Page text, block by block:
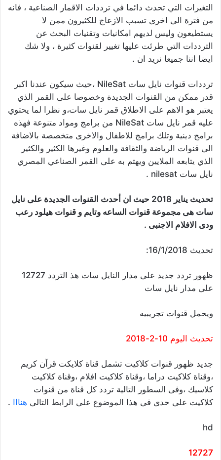
التغيرات التي تحدث دائما في ترددات الاقمار الصناعية ، فانه
من فترة الى اخرى تسبب الازعاج للكثيرون ممن لا
يستطيعون وليس لديهم امكانيات وتقنيات البحث عن
الترددات التي طرئت عليها تغيير لقنوات كثيرة ، ولا شك
ايضا اننا جميعا نريد ان .
ترددات قنوات نايل سات NileSat ،حيث سيكون عندنا اكبر
قدر ممكن من القنوات الجديدة وخصوصا على القمر الذي
يعتبر هو الاهم على الاطلاق قمر نايل سات،و نظرا لما يحتوي
عليه قمر نايل سات NileSat من برامج ومواد متنوعة فهذه
برامج دينية وتلك برامج للاطفال والاخرى متخصصة بالاضافة
الى قنوات الرياضة والثقافة والعلوم وغيرها الكثير والكثير
الذي يتابعه الملايين ويهتم به على القمر الصناعي المصري
نايل سات nilesat .
تحديث يناير 2018 حيث ان أحدث القنوات الجديدة على نايل
سات هى مجموعة قنوات الساعه وتايم و قنوات هيلود رعب
ودى الافلام الاجنبى .
تحديث 16/1/2018:
ظهور تردد جديد على مدار النايل سات هذ التردد 12727
على مدار نايل سات
ويحمل قنوات تجريبيه
تحديث اليوم 10-2-2018
جديد ظهور قنوات كلاكيت تشمل قناة كلايكت قرآن كريم
،وقناة كلاكيت دراما ،وقناة كلاكيت افلام ،وقناة كلاكيت
كلاسيك ،وفى السطور التالية تردد كل قناة من قنوات
كلاكيت على حدى فى هذا الموضوع على الرابط التالى هنااا .
hd
12727